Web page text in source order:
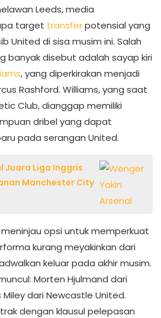
Leeds, media
target transferpotensial yang
United di sisa musim ini. Salah
banyak disebut adalah sayap kiri
, yang diperkirakan menjadi
Rashford. Williams, yang saat
Club, dianggap memiliki
dribel yang dapat
pada serangan United.
Juara Liga Inggris
Manchester City
meninjau opsi untuk memperkuat
kurang meyakinkan dari
keluar pada akhir musim.
Morten Hjulmand dari
Miley dari Newcastle United.
dengan klausul pelepasan